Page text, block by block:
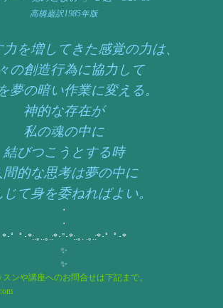
高橋巌訳1985年版
力を増してきた感覚の力は、
の創造行為に協力して
夢の暗い作業に変える。
神的な存在が
私の魂の中に
結びつこうとする時
間的な思考は夢の中に
じて身を委ねればよい。
・
・
*･゜ﾟ･*:.｡..｡.:*･''･*:.｡. .｡.:*･゜ﾟ･*
✨
✨
ンや講座へのお問合せは下記まで。